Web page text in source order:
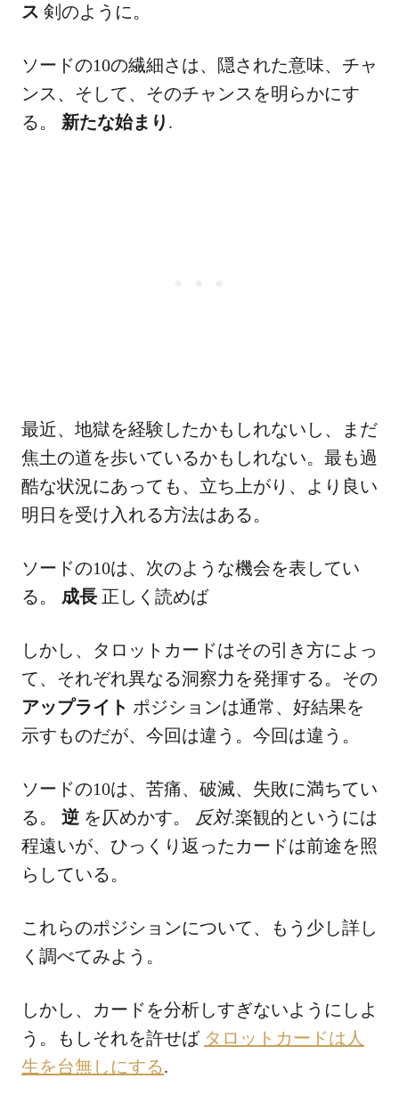
ス 剣のように。
ソードの10の繊細さは、隠された意味、チャ
ンス、そして、そのチャンスを明らかにす
る。 新たな始まり .
最近、地獄を経験したかもしれないし、まだ
焦土の道を歩いているかもしれない。最も過
酷な状況にあっても、立ち上がり、より良い
明日を受け入れる方法はある。
ソードの10は、次のような機会を表してい
る。 成長 正しく読めば
しかし、タロットカードはその引き方によっ
て、それぞれ異なる洞察力を発揮する。その
アップライト ポジションは通常、好結果を
示すものだが、今回は違う。今回は違う。
ソードの10は、苦痛、破滅、失敗に満ちてい
る。 逆 を仄めかす。 反対.楽観的というには
程遠いが、ひっくり返ったカードは前途を照
らしている。
これらのポジションについて、もう少し詳し
く調べてみよう。
しかし、カードを分析しすぎないようにしよ
う。もしそれを許せば タロットカードは人
生を台無しにする.